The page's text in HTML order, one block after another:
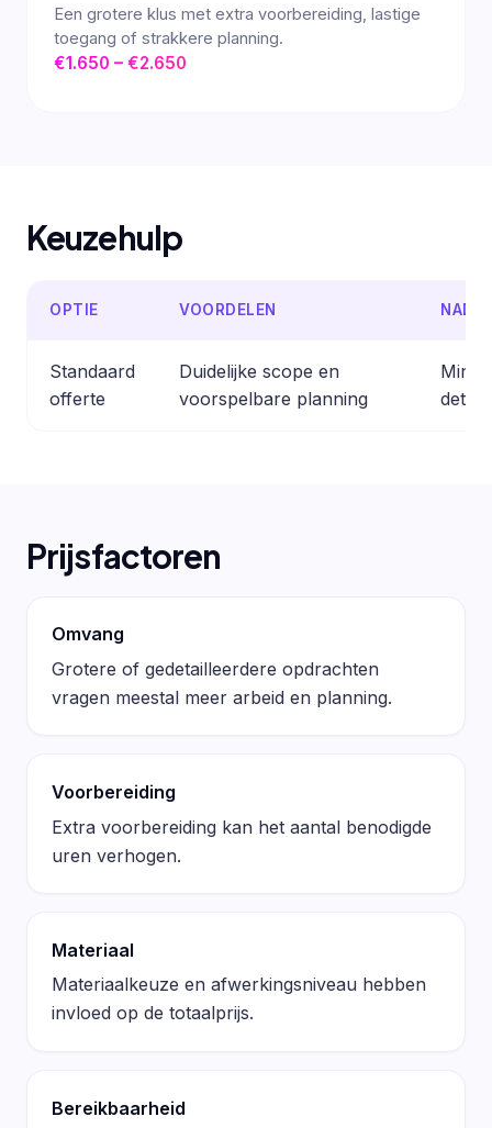
Een grotere klus met extra voorbereiding, lastige
toegang of strakkere planning.
€1.650 – €2.650
Keuzehulp
OPTIE VOORDELEN
Standaard
offerte
Duidelijke scope en
voorspelbare planning
Prijsfactoren
Omvang
Grotere of gedetailleerdere opdrachten
vragen meestal meer arbeid en planning.
Voorbereiding
Extra voorbereiding kan het aantal benodigde
uren verhogen.
Materiaal
Materiaalkeuze en afwerkingsniveau hebben
invloed op de totaalprijs.
Bereikbaarheid